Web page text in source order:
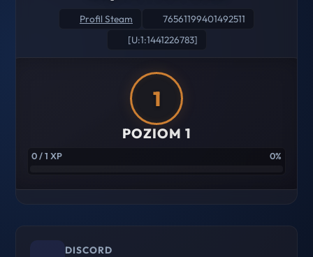
Profil Steam
76561199401492511
[U:1:1441226783]
1
POZIOM 1
0 / 1 XP 0%
DISCORD